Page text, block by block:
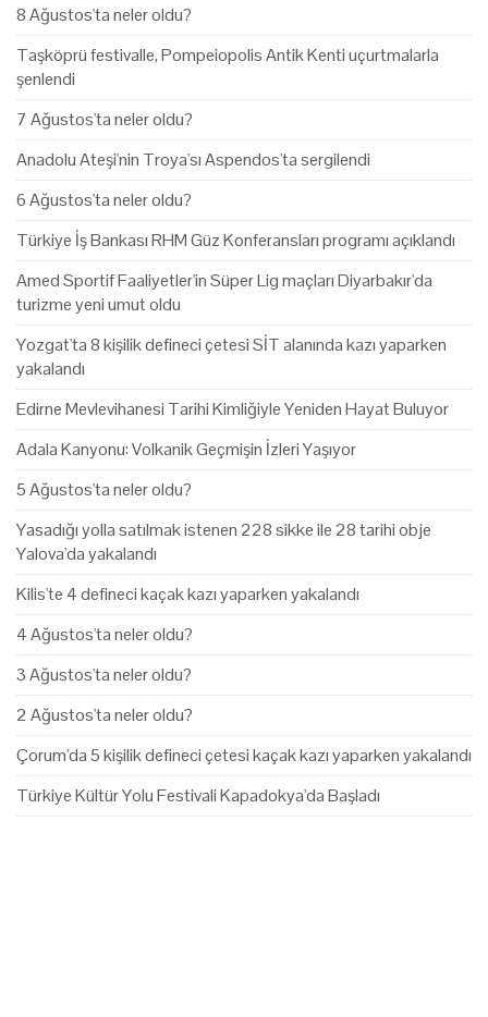
8 Ağustos'ta neler oldu?
Taşköprü festivalle, Pompeiopolis Antik Kenti uçurtmalarla
şenlendi
7 Ağustos'ta neler oldu?
Anadolu Ateşi'nin Troya'sı Aspendos'ta sergilendi
6 Ağustos'ta neler oldu?
Türkiye İş Bankası RHM Güz Konferansları programı açıklandı
Amed Sportif Faaliyetler'in Süper Lig maçları Diyarbakır'da
turizme yeni umut oldu
Yozgat'ta 8 kişilik defineci çetesi SİT alanında kazı yaparken
yakalandı
Edirne Mevlevihanesi Tarihi Kimliğiyle Yeniden Hayat Buluyor
Adala Kanyonu: Volkanik Geçmişin İzleri Yaşıyor
5 Ağustos'ta neler oldu?
Yasadığı yolla satılmak istenen 228 sikke ile 28 tarihi obje
Yalova'da yakalandı
Kilis'te 4 defineci kaçak kazı yaparken yakalandı
4 Ağustos'ta neler oldu?
3 Ağustos'ta neler oldu?
2 Ağustos'ta neler oldu?
Çorum'da 5 kişilik defineci çetesi kaçak kazı yaparken yakalandı
Türkiye Kültür Yolu Festivali Kapadokya'da Başladı